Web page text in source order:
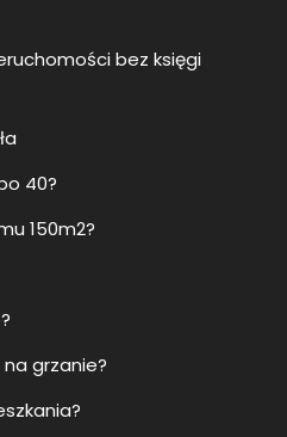
bez księgi
40?
150m2?
grzanie?